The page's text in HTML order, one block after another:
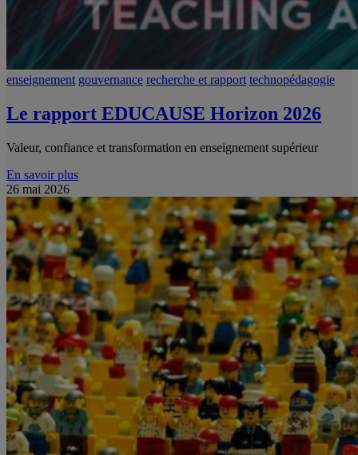
enseignement gouvernance recherche et rapport technopédagogie
Le rapport EDUCAUSE Horizon 2026
Valeur, confiance et transformation en enseignement supérieur
En savoir plus
26 mai 2026